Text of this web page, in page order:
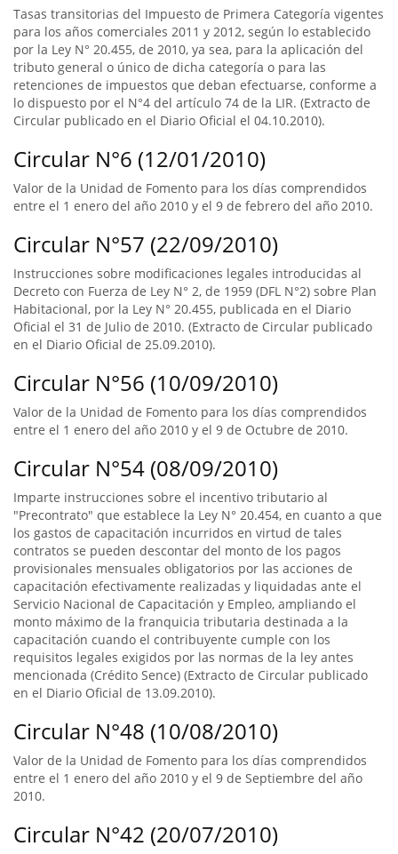
Tasas transitorias del Impuesto de Primera Categoría vigentes
para los años comerciales 2011 y 2012, según lo establecido
por la Ley N° 20.455, de 2010, ya sea, para la aplicación del
tributo general o único de dicha categoría o para las
retenciones de impuestos que deban efectuarse, conforme a
lo dispuesto por el N°4 del artículo 74 de la LIR. (Extracto de
Circular publicado en el Diario Oficial el 04.10.2010).
Circular N°6 (12/01/2010)
Valor de la Unidad de Fomento para los días comprendidos
entre el 1 enero del año 2010 y el 9 de febrero del año 2010.
Circular N°57 (22/09/2010)
Instrucciones sobre modificaciones legales introducidas al
Decreto con Fuerza de Ley N° 2, de 1959 (DFL N°2) sobre Plan
Habitacional, por la Ley N° 20.455, publicada en el Diario
Oficial el 31 de Julio de 2010. (Extracto de Circular publicado
en el Diario Oficial de 25.09.2010).
Circular N°56 (10/09/2010)
Valor de la Unidad de Fomento para los días comprendidos
entre el 1 enero del año 2010 y el 9 de Octubre de 2010.
Circular N°54 (08/09/2010)
Imparte instrucciones sobre el incentivo tributario al
"Precontrato" que establece la Ley N° 20.454, en cuanto a que
los gastos de capacitación incurridos en virtud de tales
contratos se pueden descontar del monto de los pagos
provisionales mensuales obligatorios por las acciones de
capacitación efectivamente realizadas y liquidadas ante el
Servicio Nacional de Capacitación y Empleo, ampliando el
monto máximo de la franquicia tributaria destinada a la
capacitación cuando el contribuyente cumple con los
requisitos legales exigidos por las normas de la ley antes
mencionada (Crédito Sence) (Extracto de Circular publicado
en el Diario Oficial de 13.09.2010).
Circular N°48 (10/08/2010)
Valor de la Unidad de Fomento para los días comprendidos
entre el 1 enero del año 2010 y el 9 de Septiembre del año
2010.
Circular N°42 (20/07/2010)